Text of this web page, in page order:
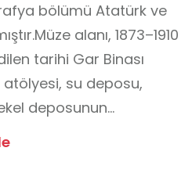
bölümü Atatürk ve
alanı, 1873–1910
tarihi Gar Binası
su deposu,
deposunun
sergi salonlarından